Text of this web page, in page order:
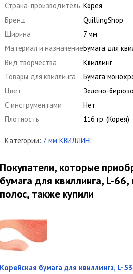
Страна-производитель Корея
Бренд
QuillingShop
Ширина
7 мм
Материал и назначениеБумага для
Вид творчества
Квиллинг
Товары для квиллинга
Бумага
Цвет
Зелено-
С инструментами
Нет
Плотность
116 гр. (Корея)
Категории: 7 мм КВИЛЛИНГ
Покупатели, которые
бумага для квиллинга, L-
полос, также купили
Корейская бумага для квиллинга, L-